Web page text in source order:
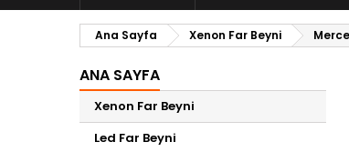
Ana Sayfa Xenon Far Beyni
ANA SAYFA
Xenon Far Beyni
Led Far Beyni